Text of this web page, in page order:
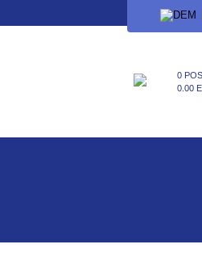
0
0.00